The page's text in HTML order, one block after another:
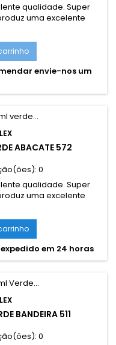
qualidade. Super
uma excelente
variedade de cores e
entre sí. Pode ser
em tecidos de
Lavar o tecido antes da
envie-nos um
ABACATE 572
0
qualidade. Super
uma excelente
variedade de cores e
entre sí. Pode ser
em tecidos de
Lavar o tecido antes da
em 24 horas
BANDEIRA 511
0